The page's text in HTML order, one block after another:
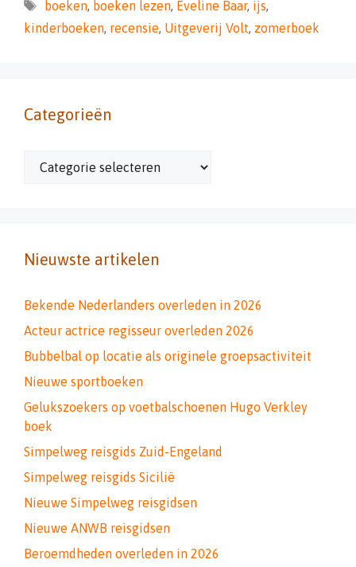
Tags
boeken, boeken lezen, Eveline Baar, ijs,
kinderboeken, recensie, Uitgeverij Volt, zomerboek
Categorieën
Categorieën
Nieuwste artikelen
Bekende Nederlanders overleden in 2026
Acteur actrice regisseur overleden 2026
Bubbelbal op locatie als originele groepsactiviteit
Nieuwe sportboeken
Gelukszoekers op voetbalschoenen Hugo Verkley
boek
Simpelweg reisgids Zuid-Engeland
Simpelweg reisgids Sicilië
Nieuwe Simpelweg reisgidsen
Nieuwe ANWB reisgidsen
Beroemdheden overleden in 2026